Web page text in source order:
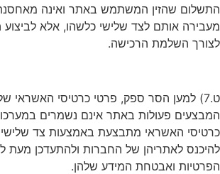
התשלום שהזין המשתמש באתר ואינה
מעבירה אותם לצד שלישי כלשהו, אלא
לצורך השלמת הרכישה.
ט.7) למען הסר ספק, פרטי כרטיסי
המבצעים פעולות באתר אינם נשמרים
כרטיסי האשראי מתבצעת באמצעות צד
להיכנס לאתריהן של החברות ולהתעדכן מעת
הפרטיות ואבטחת המידע שלהן.